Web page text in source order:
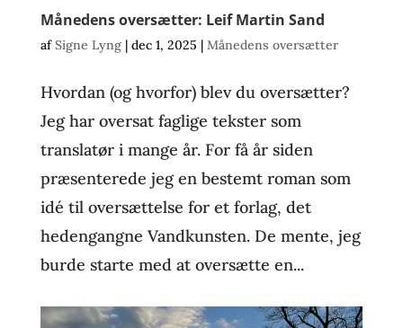
Månedens oversætter: Leif Martin Sand
afSigne Lyng| dec 1, 2025 | Månedens oversætter
Hvordan (og hvorfor) blev du oversætter?
Jeg har oversat faglige tekster som
translatør i mange år. For få år siden
præsenterede jeg en bestemt roman som
idé til oversættelse for et forlag, det
hedengangne Vandkunsten. De mente, jeg
burde starte med at oversætte en...